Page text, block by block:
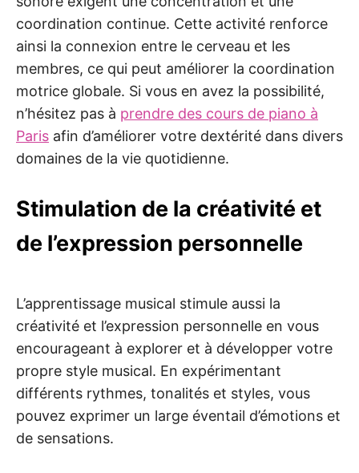
coordination continue. Cette activité renforce
ainsi la connexion entre le cerveau et les
membres, ce qui peut améliorer la coordination
motrice globale. Si vous en avez la possibilité,
n’hésitez pas à prendre des cours de piano à
Paris afin d’améliorer votre dextérité dans divers
domaines de la vie quotidienne.
Stimulation de la créativité et
de l’expression personnelle
L’apprentissage musical stimule aussi la
créativité et l’expression personnelle en vous
encourageant à explorer et à développer votre
propre style musical. En expérimentant
différents rythmes, tonalités et styles, vous
pouvez exprimer un large éventail d’émotions et
de sensations.